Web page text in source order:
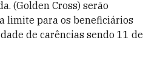
(Golden Cross) serão
limite para os beneficiários
de carências sendo 11 de